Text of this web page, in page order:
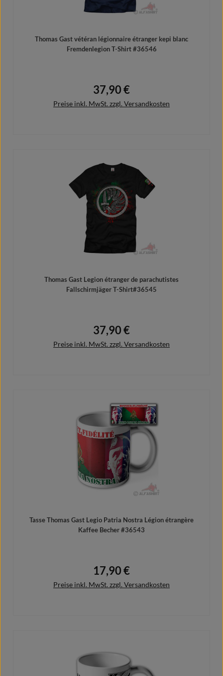
Thomas Gast vétéran légionnaire étranger kepi blanc
Fremdenlegion T-Shirt #36546
Regulärer Preis:
37,90 €
Preise inkl. MwSt. zzgl. Versandkosten
Details
Thomas Gast Legion étranger de parachutistes
Fallschirmjäger T-Shirt#36545
Regulärer Preis:
37,90 €
Preise inkl. MwSt. zzgl. Versandkosten
Details
Tasse Thomas Gast Legio Patria Nostra Légion étrangère
Kaffee Becher #36543
Regulärer Preis:
17,90 €
Preise inkl. MwSt. zzgl. Versandkosten